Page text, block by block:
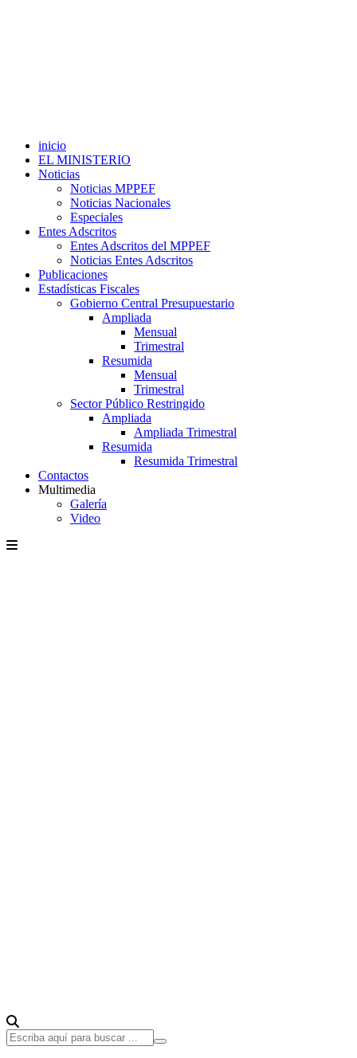
inicio
EL MINISTERIO
Noticias
Noticias MPPEF
Noticias Nacionales
Especiales
Entes Adscritos
Entes Adscritos del MPPEF
Noticias Entes Adscritos
Publicaciones
Estadísticas Fiscales
Gobierno Central Presupuestario
Ampliada
Mensual
Trimestral
Resumida
Mensual
Trimestral
Sector Público Restringido
Ampliada
Ampliada Trimestral
Resumida
Resumida Trimestral
Contactos
Multimedia
Galería
Video